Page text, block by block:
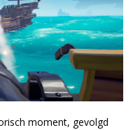
moment, gevolgd